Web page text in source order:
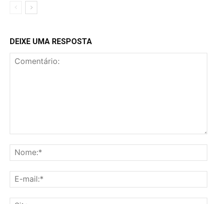
DEIXE UMA RESPOSTA